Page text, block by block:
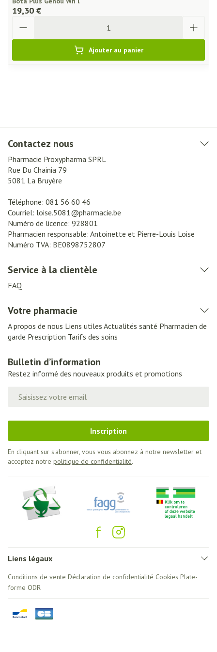
19,30 €
Ajouter au panier
Contactez nous
Pharmacie Proxypharma SPRL
Rue Du Chainia 79
5081 La Bruyère
Téléphone: 081 56 60 46
Courriel: loise.5081@pharmacie.be
Numéro de licence: 928801
Pharmacien responsable: Antoinette et Pierre-Louis Loise
Numéro TVA: BE0898752807
Service à la clientèle
FAQ
Votre pharmacie
A propos de nous Liens utiles Actualités santé Pharmacien de
garde Prescription Tarifs des soins
Bulletin d’information
Restez informé des nouveaux produits et promotions
Inscription
En cliquant sur s'abonner, vous vous abonnez à notre newsletter et
acceptez notre politique de confidentialité.
Liens légaux
Conditions de vente Déclaration de confidentialité Cookies Plate-
forme ODR